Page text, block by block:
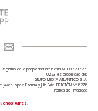
Registro de la propiedad intelectual Nº 01723725.
0223 es propiedad de:
GRUPO MEDIA ATLANTICO S.A.
Javier López Ezcurra y Julia Paiz. EDICIÓN Nº 8278
Política de Privacidad
Aires.